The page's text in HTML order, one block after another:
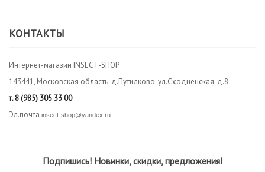
КОНТАКТЫ
Интернет-магазин INSECT-SHOP
143441, Московская область, д.Путилково, ул.Сходненская, д.8
т.8 (985) 305 33 00
Эл.почта insect-shop@yandex.ru
Подпишись! Новинки, скидки, предложения!